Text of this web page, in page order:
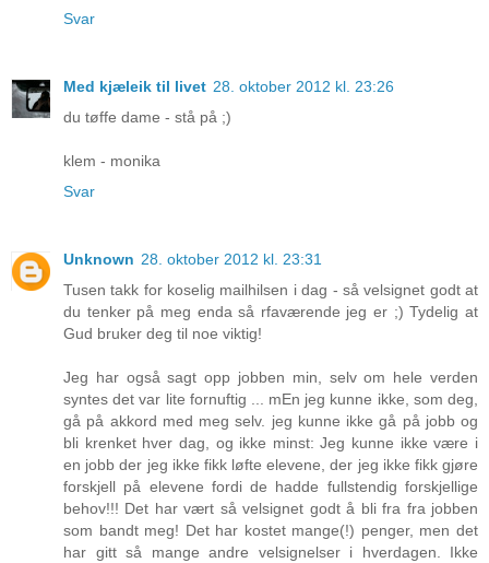
Svar
Med kjæleik til livet 28. oktober 2012 kl. 23:26
du tøffe dame - stå på ;)
klem - monika
Svar
Unknown 28. oktober 2012 kl. 23:31
Tusen takk for koselig mailhilsen i dag - så velsignet godt at
du tenker på meg enda så rfaværende jeg er ;) Tydelig at
Gud bruker deg til noe viktig!
Jeg har også sagt opp jobben min, selv om hele verden
syntes det var lite fornuftig ... mEn jeg kunne ikke, som deg,
gå på akkord med meg selv. jeg kunne ikke gå på jobb og
bli krenket hver dag, og ikke minst: Jeg kunne ikke være i
en jobb der jeg ikke fikk løfte elevene, der jeg ikke fikk gjøre
forskjell på elevene fordi de hadde fullstendig forskjellige
behov!!! Det har vært så velsignet godt å bli fra fra jobben
som bandt meg! Det har kostet mange(!) penger, men det
har gitt så mange andre velsignelser i hverdagen. Ikke